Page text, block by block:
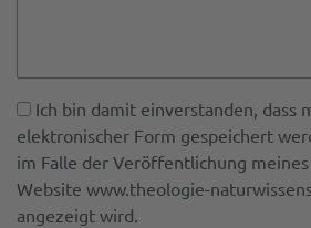
Ich bin damit einverstanden, dass
elektronischer Form gespeichert
im Falle der Veröffentlichung
Website www.theologie-
angezeigt wird.